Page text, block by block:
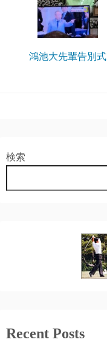
鴻池大先輩告別式
検索
Recent Posts